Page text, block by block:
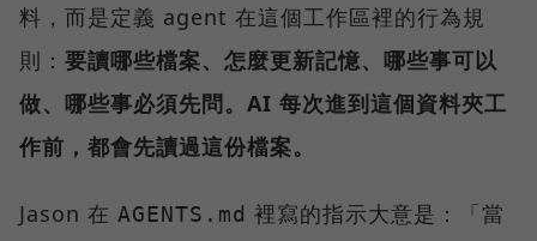
料，而是定義 agent 在這個工作區裡的行為規
則： 要讀哪些檔案、怎麼更新記憶、哪些事可以
做、哪些事必須先問。AI 每次進到這個資料夾工
作前，都會先讀過這份檔案。
Jason 在 AGENTS.md 裡寫的指示大意是：「當